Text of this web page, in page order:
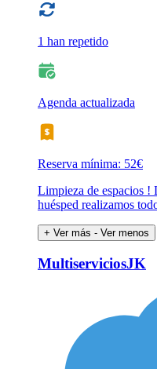
1 han repetido
Agenda actualizada
Reserva mínima: 52€
Limpieza de espacios !
huésped realizamos
+ Ver más - Ver menos
MultiserviciosJK